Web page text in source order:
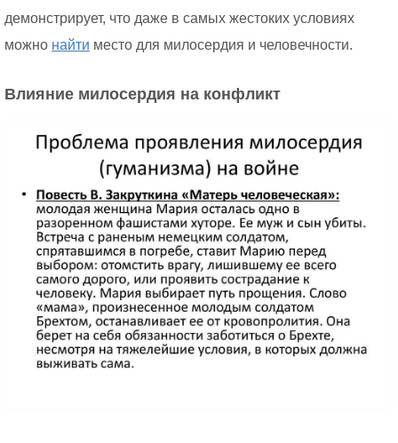
демонстрирует, что даже в самых жестоких условиях
можно найти место для милосердия и человечности.
Влияние милосердия на конфликт